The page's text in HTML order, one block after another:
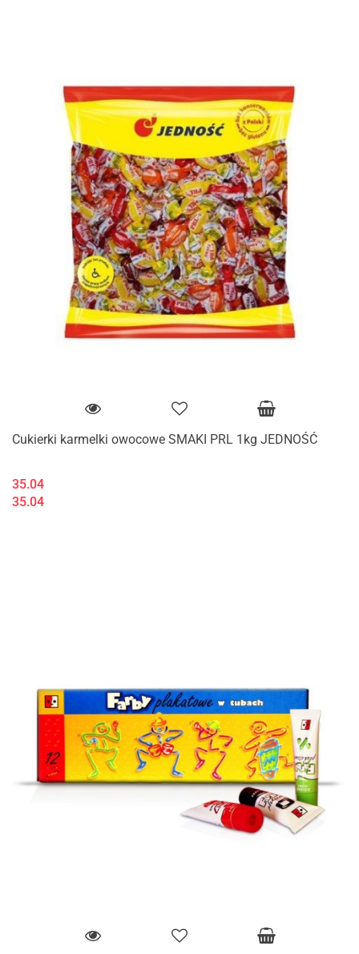
Cukierki karmelki owocowe SMAKI PRL 1kg JEDNOŚĆ
35.04
35.04